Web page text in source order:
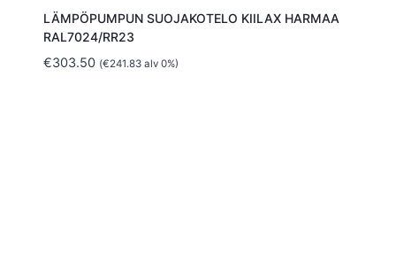
LÄMPÖPUMPUN SUOJAKOTELO KIILAX HARMAA
RAL7024/RR23
€303.50 (€241.83alv 0%)